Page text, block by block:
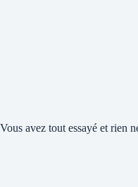
Vous avez tout essayé et rien